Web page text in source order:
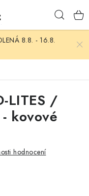
8.8. - 16.8.
LITES /
- kovové
hodnocení